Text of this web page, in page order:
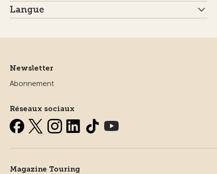
Langue
Newsletter
Abonnement
Réseaux sociaux
Magazine Touring